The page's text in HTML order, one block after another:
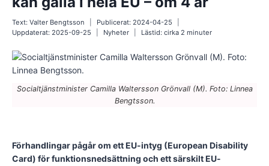
Text: Valter Bengtsson Publicerat: 2024-04-25
Uppdaterat: 2025-09-25 Nyheter Lästid: cirka2minuter
Socialtjänstminister Camilla Waltersson Grönvall (M). Foto: Linnea
Bengtsson.
Förhandlingar pågår om ett EU-intyg (European Disability
Card) för funktionsnedsättning och ett särskilt EU-